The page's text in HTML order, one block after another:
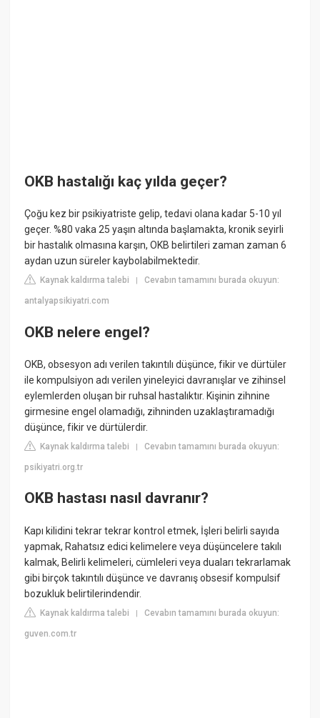
OKB hastalığı kaç yılda geçer?
Çoğu kez bir psikiyatriste gelip, tedavi olana kadar 5-10 yıl
geçer. %80 vaka 25 yaşın altında başlamakta, kronik seyirli
bir hastalık olmasına karşın, OKB belirtileri zaman zaman 6
aydan uzun süreler kaybolabilmektedir.
Kaynak kaldırma talebi |Cevabın tamamını burada okuyun:
antalyapsikiyatri.com
OKB nelere engel?
OKB, obsesyon adı verilen takıntılı düşünce, fikir ve dürtüler
ile kompulsiyon adı verilen yineleyici davranışlar ve zihinsel
eylemlerden oluşan bir ruhsal hastalıktır. Kişinin zihnine
girmesine engel olamadığı, zihninden uzaklaştıramadığı
düşünce, fikir ve dürtülerdir.
Kaynak kaldırma talebi |Cevabın tamamını burada okuyun:
psikiyatri.org.tr
OKB hastası nasıl davranır?
Kapı kilidini tekrar tekrar kontrol etmek, İşleri belirli sayıda
yapmak, Rahatsız edici kelimelere veya düşüncelere takılı
kalmak, Belirli kelimeleri, cümleleri veya duaları tekrarlamak
gibi birçok takıntılı düşünce ve davranış obsesif kompulsif
bozukluk belirtilerindendir.
Kaynak kaldırma talebi |Cevabın tamamını burada okuyun:
guven.com.tr